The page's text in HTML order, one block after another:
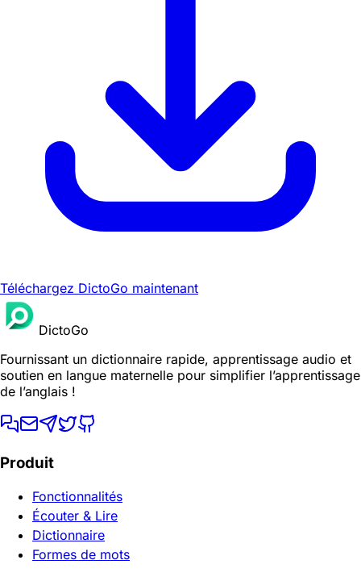
Téléchargez DictoGo maintenant
DictoGo
Fournissant un dictionnaire rapide, apprentissage audio et
soutien en langue maternelle pour simplifier l’apprentissage
de l’anglais !
Produit
Fonctionnalités
Écouter & Lire
Dictionnaire
Formes de mots